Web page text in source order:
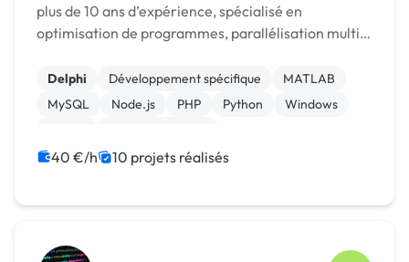
plus de 10 ans d’expérience, spécialisé en
optimisation de programmes, parallélisation multi-
des projets
Delphi Développement spécifique
MATLAB
MySQL
Node.js PHP Python
Windows
40 €/h 10 projets réalisés